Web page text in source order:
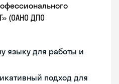
(ОАНО ДПО
языку для работы и
подход для